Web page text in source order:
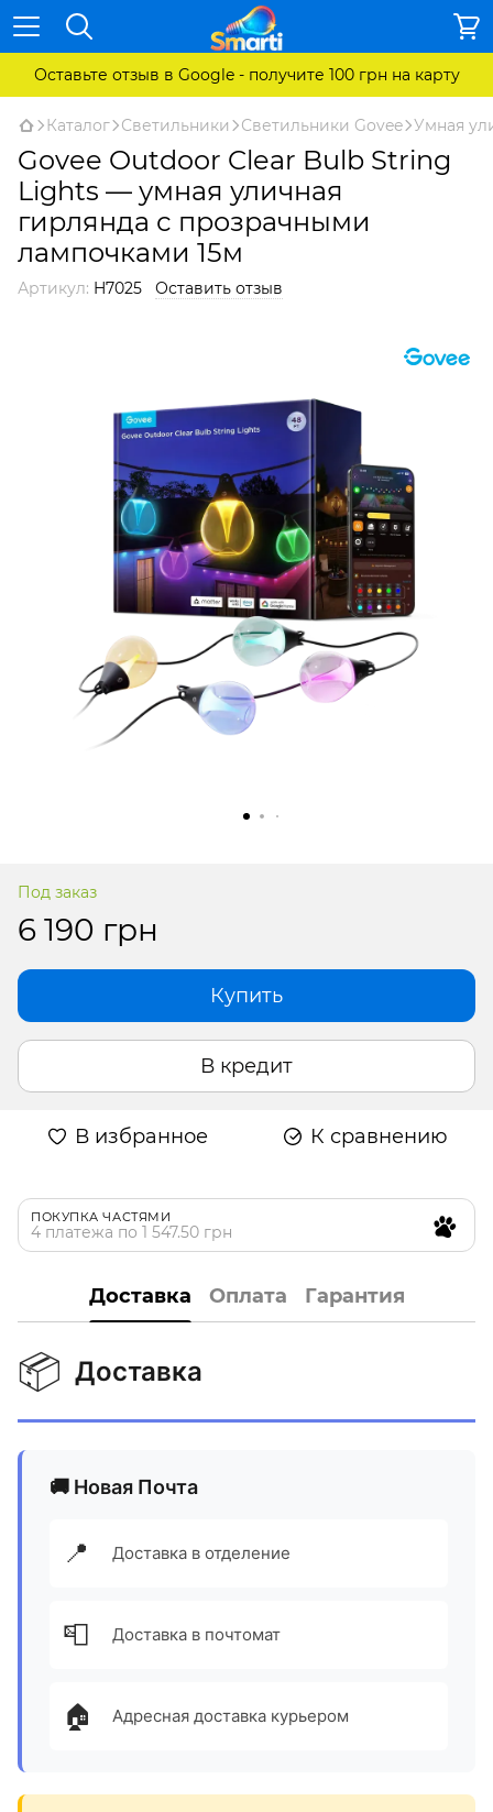
Оставьте отзыв в Google - получите 100 грн на карту
Каталог Светильники Светильники Govee Умная
Govee Outdoor Clear Bulb String
Lights — умная уличная
гирлянда с прозрачными
лампочками 15м
Артикул: H7025 Оставить отзыв
Под заказ
6 190 грн
Купить
В кредит
В избранное К сравнению
ПОКУПКА ЧАСТЯМИ
4 платежа по 1 547.50 грн
Доставка Оплата Гарантия
📦 Доставка
🚚 Новая Почта
📍 Доставка в отделение
📮 Доставка в почтомат
🏠 Адресная доставка курьером